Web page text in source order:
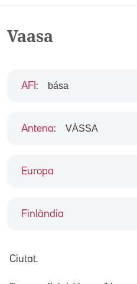
Vaasa
Europa
Finlàndia
AFI : bása
Antena: VÀSSA
Ciutat.